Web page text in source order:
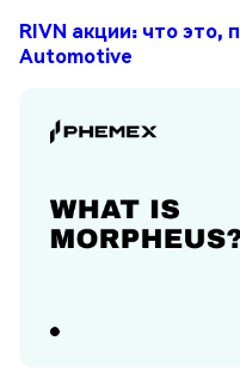
RIVN акции: что это,
Automotive